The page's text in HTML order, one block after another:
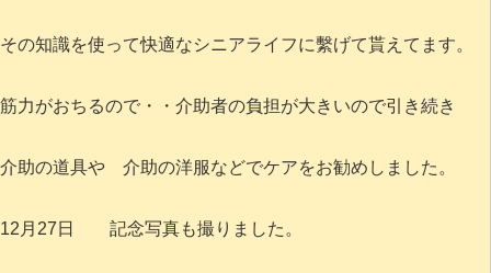
その知識を使って快適なシニアライフに繫げて貰えてます。
筋力がおちるので・・介助者の負担が大きいので引き続き
介助の道具や 介助の洋服などでケアをお勧めしました。
12月27日 記念写真も撮りました。